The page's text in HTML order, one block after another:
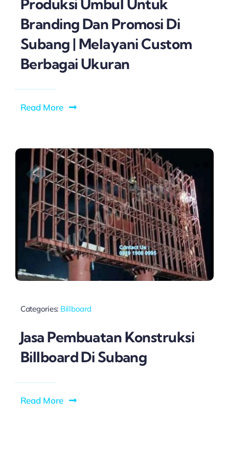
Produksi Umbul Untuk
Branding Dan Promosi Di
Subang | Melayani Custom
Berbagai Ukuran
Read More
Categories: Billboard
Jasa Pembuatan Konstruksi
Billboard Di Subang
Read More